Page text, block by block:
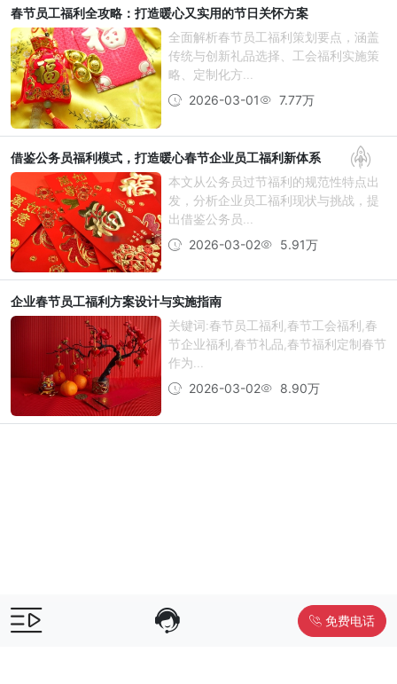
春节员工福利全攻略：打造暖心又实用的节日关怀方案
全面解析春节员工福利策划要点，涵盖
传统与创新礼品选择、工会福利实施策
略、定制化方...
2026-03-01
7.77万
借鉴公务员福利模式，打造暖心春节企业员工福利新体系
本文从公务员过节福利的规范性特点出
发，分析企业员工福利现状与挑战，提
出借鉴公务员...
2026-03-02
5.91万
企业春节员工福利方案设计与实施指南
关键词:春节员工福利,春节工会福利,春
节企业福利,春节礼品,春节福利定制春节
作为...
2026-03-02
8.90万
免费电话